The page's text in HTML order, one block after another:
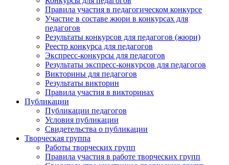
Правила участия в педагогическом конкурсе
Участие в составе жюри в конкурсах для
педагогов
Результаты конкурсов для педагогов (жюри)
Реестр конкурса для педагогов
Экспресс-конкурсы для педагогов
Результаты экспресс-конкурсов для педагогов
Викторины для педагогов
Результаты викторин
Правила участия в викторинах
Публикации
Публикации педагогов
Условия публикации
Свидетельства о публикации
Творческая группа
Работы творческих групп
Правила участия в работе творческих групп